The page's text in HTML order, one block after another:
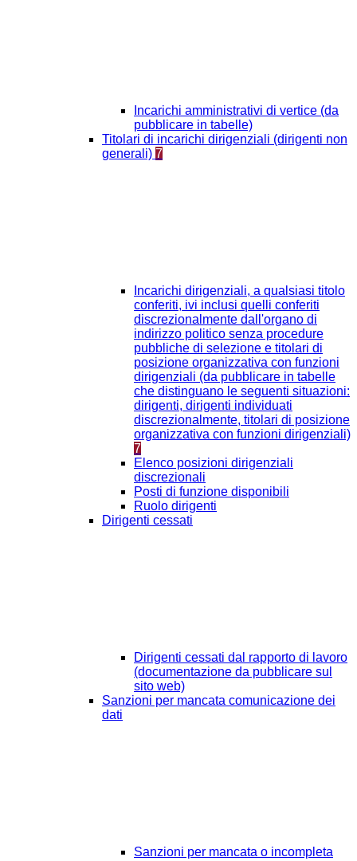
Incarichi amministrativi di vertice (da
pubblicare in tabelle)
Titolari di incarichi dirigenziali (dirigenti non
generali) 7
Incarichi dirigenziali, a qualsiasi titolo
conferiti, ivi inclusi quelli conferiti
discrezionalmente dall'organo di
indirizzo politico senza procedure
pubbliche di selezione e titolari di
posizione organizzativa con funzioni
dirigenziali (da pubblicare in tabelle
che distinguano le seguenti situazioni:
dirigenti, dirigenti individuati
discrezionalmente, titolari di posizione
organizzativa con funzioni dirigenziali)
7
Elenco posizioni dirigenziali
discrezionali
Posti di funzione disponibili
Ruolo dirigenti
Dirigenti cessati
Dirigenti cessati dal rapporto di lavoro
(documentazione da pubblicare sul
sito web)
Sanzioni per mancata comunicazione dei
dati
Sanzioni per mancata o incompleta